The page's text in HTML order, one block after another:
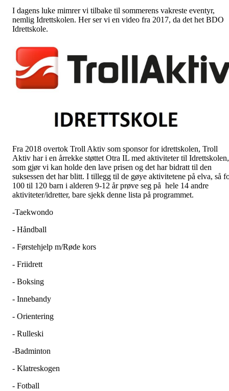
I dagens luke mimrer vi tilbake til sommerens vakreste eventyr,
nemlig Idrettskolen. Her ser vi en video fra 2017, da det het BDO
Idrettskole.
Fra 2018 overtok Troll Aktiv som sponsor for idrettskolen, Troll
Aktiv har i en årrekke støttet Otra IL med aktiviteter til Idrettskolen,
som gjør vi kan holde den lave prisen og det har bidratt til den
suksessen det har blitt. I tillegg til de gøye aktivitetene på elva, så
100 til 120 barn i alderen 9-12 år prøve seg på hele 14 andre
aktiviteter/idretter, bare sjekk denne lista på programmet.
-Taekwondo
- Håndball
- Førstehjelp m/Røde kors
- Friidrett
- Boksing
- Innebandy
- Orientering
- Rulleski
-Badminton
- Klatreskogen
- Fotball